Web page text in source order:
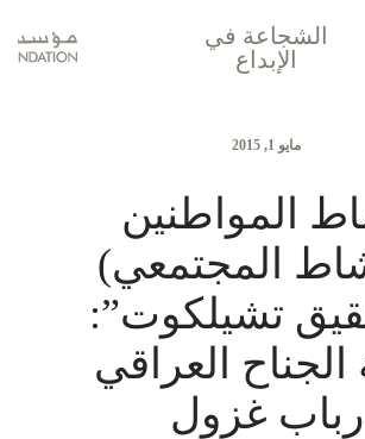
الشجاعة في
الإبداع
مايو 1, 2015
المواطنين
المجتمعي)
تشيلكوت”:
الجناح العراقي
رباب غزول